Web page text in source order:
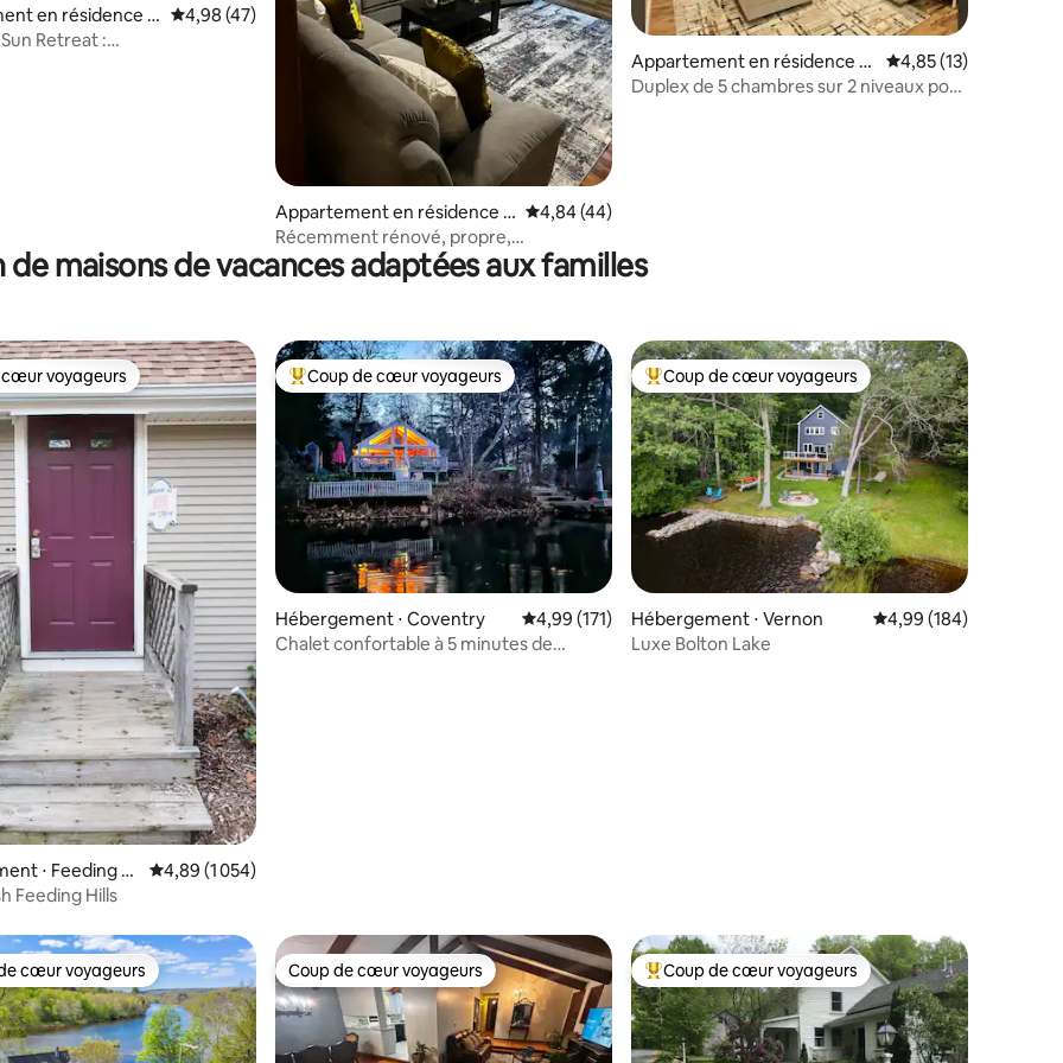
en résidence ⋅
Évaluation moyenne sur la base de 47 commentaires : 4,98 sur 5
4,98 (47)
Retreat :
Appartement en résidence ⋅
Hartford
Évaluation moyenne sur la base de 44 commentaires : 4,84 sur 5
4,84 (44)
Récemment rénové, propre,
confortable, relaxant, idéal
Appartement en résidence ⋅
Springfield
Évaluation moyenne
4,85 (13)
Duplex de 5 chambres sur 2 niveaux pour
de maisons de vacances adaptées aux familles
base de 286 commentaires : 4,94 sur 5
cœur voyageurs
voyageurs
⋅ Feeding Hi
Évaluation moyenne sur la base de 1 054 commentaires : 4,89 sur 5
4,89 (1 054)
Farm Fresh Feeding Hills
Coups de cœur voyageurs les plus appréciés
Coup de cœur voyageurs
Hébergement ⋅ Coventry Évaluation moyenne sur la base de 171 commentaires : 4,99 sur 5
4,99 (171)
Chalet confortable à 5 minutes de
Coups de cœur voyageurs les plus appréciés
Coup de cœur voyageurs
Hébergement ⋅ Vernon Évaluation moyenne
4,99 (184)
Luxe Bolton Lake
cœur voyageurs les plus appréciés
cœur voyageurs Coup de cœur voyageurs
Coup de cœur voyageurs Coups de cœur voyageurs les plus appréciés
Coup de cœur voyageurs